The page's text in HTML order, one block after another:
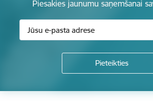
Piesakies jaunumu saņemšanai